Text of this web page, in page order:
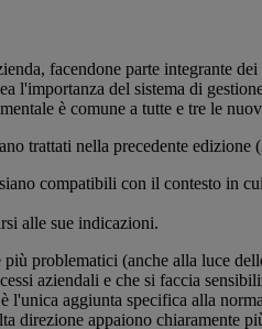
facendone parte integrante
del sistema di
è comune a tutte e tre le
trattati nella precedente edizione
compatibili con il contesto in
alle sue indicazioni.
problematici (anche alla luce
aziendali e che si faccia
aggiunta specifica alla
direzione appaiono